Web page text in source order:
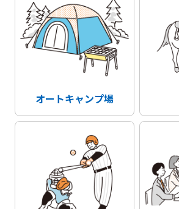
オートキャンプ場